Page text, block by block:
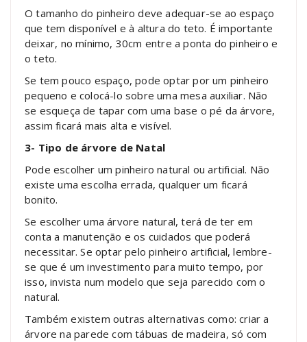
O tamanho do pinheiro deve adequar-se ao espaço
que tem disponível e à altura do teto. É importante
deixar, no mínimo, 30cm entre a ponta do pinheiro e
o teto.
Se tem pouco espaço, pode optar por um pinheiro
pequeno e colocá-lo sobre uma mesa auxiliar. Não
se esqueça de tapar com uma base o pé da árvore,
assim ficará mais alta e visível.
3- Tipo de árvore de Natal
Pode escolher um pinheiro natural ou artificial. Não
existe uma escolha errada, qualquer um ficará
bonito.
Se escolher uma árvore natural, terá de ter em
conta a manutenção e os cuidados que poderá
necessitar. Se optar pelo pinheiro artificial, lembre-
se que é um investimento para muito tempo, por
isso, invista num modelo que seja parecido com o
natural.
Também existem outras alternativas como: criar a
árvore na parede com tábuas de madeira, só com